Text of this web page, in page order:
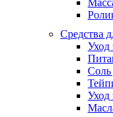
Средства
Уход
Соль
Уход